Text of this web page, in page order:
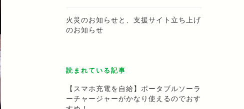
火災のお知らせと、支援サイト立ち上げ
のお知らせ
読まれている記事
【スマホ充電を自給】ポータブルソーラ
ーチャージャーがかなり使えるのでおす